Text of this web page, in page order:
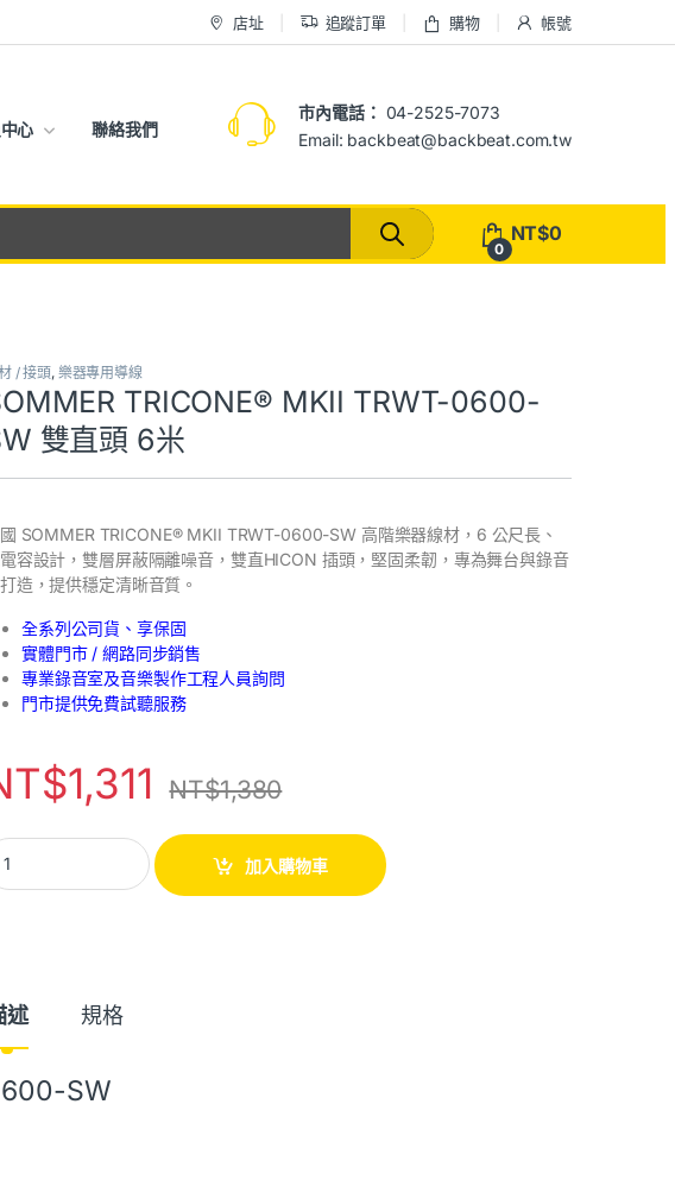
店址 追蹤訂單 購物 帳號
心 聯絡我們
市內電話： 04-2525-7073
Email: backbeat@backbeat.com.tw
0
NT$0
/ 接頭, 樂器專用導線
TRICONE® MKII TRWT-0600-
雙直頭 6米
SOMMER TRICONE® MKII TRWT-0600-SW 高階樂器線材，6 公尺長、
容設計，雙層屏蔽隔離噪音，雙直HICON 插頭，堅固柔韌，專為舞台與錄音
造，提供穩定清晰音質。
全系列公司貨、享保固
實體門市 / 網路同步銷售
專業錄音室及音樂製作工程人員詢問
門市提供免費試聽服務
1,311 NT$1,380
加入購物車
述 規格
SW